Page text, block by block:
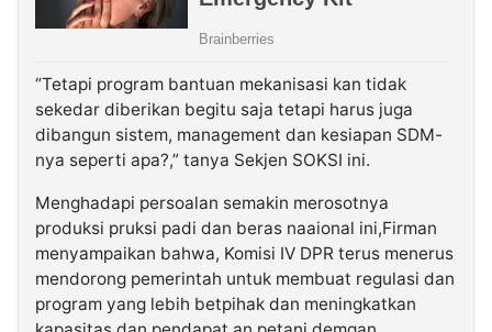
“Tetapi program bantuan mekanisasi kan tidak
sekedar diberikan begitu saja tetapi harus juga
dibangun sistem, management dan kesiapan SDM-
nya seperti apa?,” tanya Sekjen SOKSI ini.
Menghadapi persoalan semakin merosotnya
produksi pruksi padi dan beras naaional ini,Firman
menyampaikan bahwa, Komisi IV DPR terus menerus
mendorong pemerintah untuk membuat regulasi dan
program yang lebih betpihak dan meningkatkan